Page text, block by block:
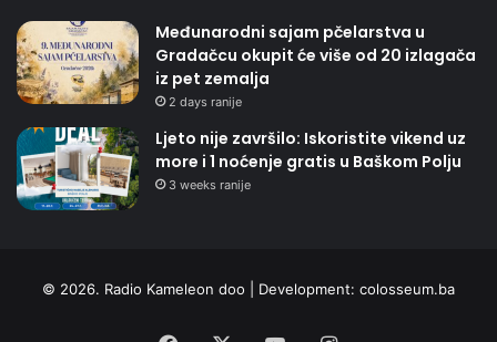
Međunarodni sajam pčelarstva u
Gradačcu okupit će više od 20 izlagača
iz pet zemalja
2 days ranije
Ljeto nije završilo: Iskoristite vikend uz
more i 1 noćenje gratis u Baškom Polju
3 weeks ranije
© 2026. Radio Kameleon doo | Development: colosseum.ba